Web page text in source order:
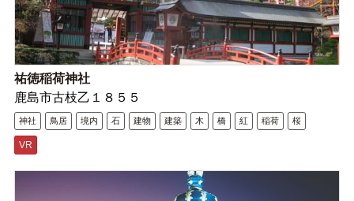
祐徳稲荷神社
鹿島市古枝乙１８５５
神社 鳥居 境内 石 建物 建築 木 橋 紅 稲荷 桜
VR